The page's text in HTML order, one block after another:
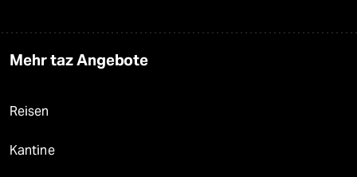
Mehr taz Angebote
Reisen
Kantine